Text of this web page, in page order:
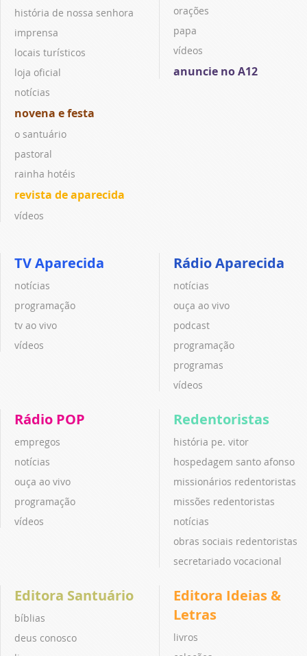
história de nossa senhora
imprensa
locais turísticos
loja oficial
notícias
novena e festa
o santuário
pastoral
rainha hotéis
revista de aparecida
vídeos
orações
papa
vídeos
anuncie no A12
TV Aparecida
notícias
programação
tv ao vivo
vídeos
Rádio Aparecida
notícias
ouça ao vivo
podcast
programação
programas
vídeos
Rádio POP
empregos
notícias
ouça ao vivo
programação
vídeos
Redentoristas
história pe. vitor
hospedagem santo afonso
missionários redentoristas
missões redentoristas
notícias
obras sociais redentoristas
secretariado vocacional
Editora Santuário
bíblias
deus conosco
Editora Ideias &
Letras
livros